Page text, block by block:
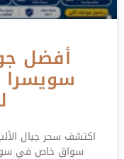
أفضل
سويسرا
اكتشف سحر جبال
سواق خاص في سويسرا .